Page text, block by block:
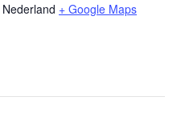
Nederland + Google Maps